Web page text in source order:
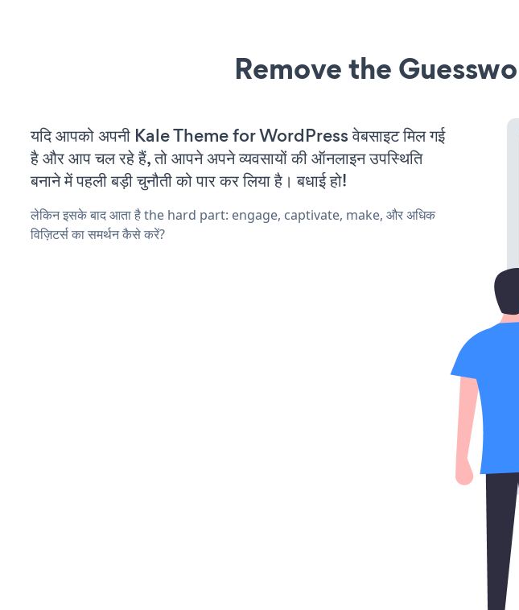
Remove the
यदि आपको अपनी Kale Theme for WordPress वेबसाइट मिल गई
है और आप चल रहे हैं, तो आपने अपने व्यवसायों की ऑनलाइन उपस्थिति
बनाने में पहली बड़ी चुनौती को पार कर लिया है। बधाई हो!
लेकिन इसके बाद आता है the hard part: engage, captivate, make, और अधिक
विज़िटर्स का समर्थन कैसे करें?